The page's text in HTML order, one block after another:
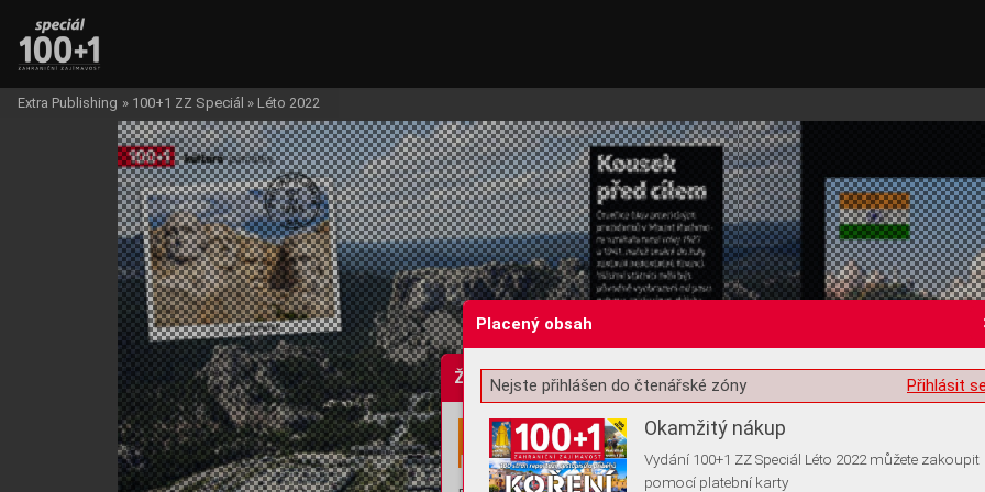
Žádost o souhlas s ukládáním volitelných informací
Extra Publishing » 100+1 ZZ Speciál » Léto 2022
Placený obsah
Přihlásit
Nejste přihlášen do čtenářské zóny
Okamžitý nákup
Vydání 100+1 ZZ Speciál Léto 2022 můžete zakoupit
pomocí platební karty